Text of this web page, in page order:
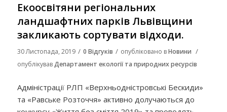
Екоосвітяни регіональних
ландшафтних парків Львівщини
закликають сортувати відходи.
30 Листопада, 2019 / 0 Відгуків / опубліковано вНовини /
опублікувавДепартамент екології та природних ресурсів
Адміністрації РЛП «Верхньодністровські Бескиди»
та «Равське Розточчя» активно долучаються до